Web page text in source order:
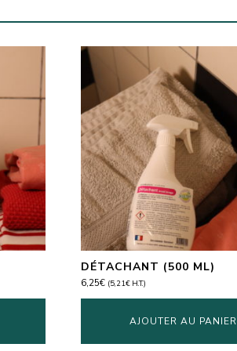
DÉTACHANT (500 ML)
6,25€ (5,21€H.T.)
AJOUTER AU PANIER